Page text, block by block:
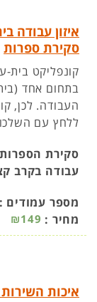
איזון עבודה
סקירת ספרות
קונפליקט בית-
בתחום אחד
העבודה. לכן,
ללחץ עם
סקירת
עבודה בקרב
מספר עמודים :
מחיר : ₪149
איכות